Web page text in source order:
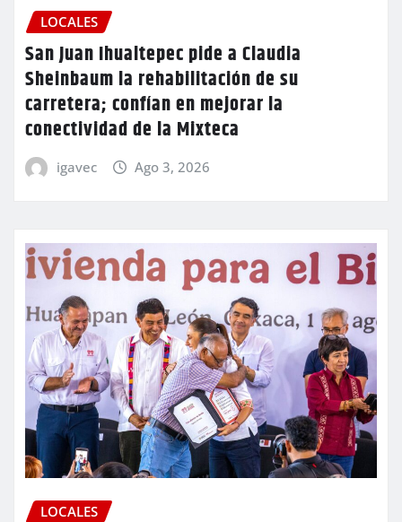
LOCALES
San Juan Ihualtepec pide a Claudia
Sheinbaum la rehabilitación de su
carretera; confían en mejorar la
conectividad de la Mixteca
igavec Ago 3, 2026
LOCALES